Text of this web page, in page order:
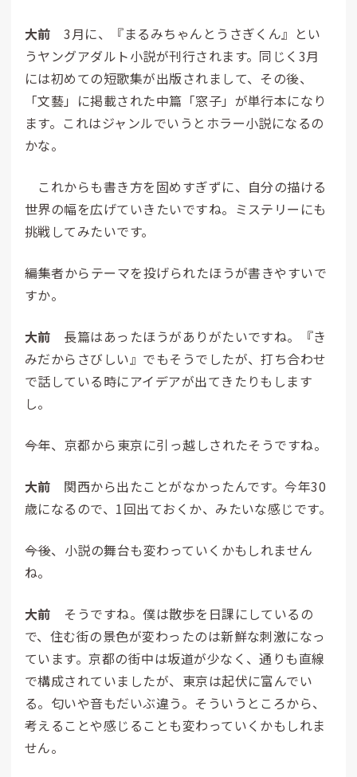
大前 3月に、『まるみちゃんとうさぎくん』とい
うヤングアダルト小説が刊行されます。同じく3月
には初めての短歌集が出版されまして、その後、
「文藝」に掲載された中篇「窓子」が単行本になり
ます。これはジャンルでいうとホラー小説になるの
かな。
これからも書き方を固めすぎずに、自分の描ける
世界の幅を広げていきたいですね。ミステリーにも
挑戦してみたいです。
――編集者からテーマを投げられたほうが書きやすいで
すか。
大前 長篇はあったほうがありがたいですね。『き
みだからさびしい』でもそうでしたが、打ち合わせ
で話している時にアイデアが出てきたりもします
し。
――今年、京都から東京に引っ越しされたそうですね。
大前 関西から出たことがなかったんです。今年30
歳になるので、1回出ておくか、みたいな感じです。
――今後、小説の舞台も変わっていくかもしれません
ね。
大前 そうですね。僕は散歩を日課にしているの
で、住む街の景色が変わったのは新鮮な刺激になっ
ています。京都の街中は坂道が少なく、通りも直線
で構成されていましたが、東京は起伏に富んでい
る。匂いや音もだいぶ違う。そういうところから、
考えることや感じることも変わっていくかもしれま
せん。